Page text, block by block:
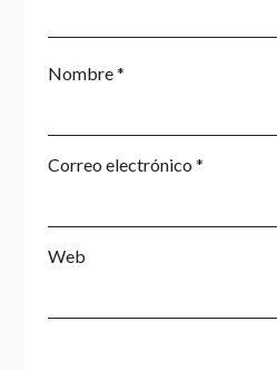
Nombre*
Correo electrónico *
Web